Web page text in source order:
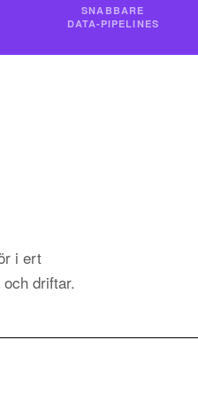
SNABBARE
DATA-PIPELINES
i ert
driftar.